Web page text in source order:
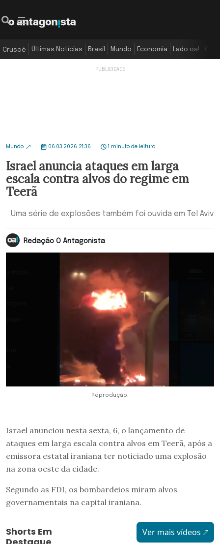
Crusoé Últimas Notícias Brasil Mundo Economia Lado oa!
Mundo 06.03.2026 21:36 1 minuto de leitura
Israel anuncia ataques em larga
escala contra alvos do regime em
Teerã
Uma série de explosões também foi ouvida em Tel Aviv
Redação O Antagonista
Reprodução.
Israel anunciou nesta sexta, 6, o lançamento de
ataques em larga escala contra alvos em Teerã, após a
emissora estatal iraniana ter noticiado uma explosão
na zona oeste da cidade.
Segundo as FDI, os bombardeios miram alvos
governamentais na capital iraniana.
Shorts Em
Ver mais vídeos